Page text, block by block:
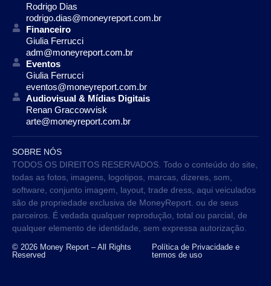
Rodrigo Dias
rodrigo.dias@moneyreport.com.br
Financeiro
Giulia Ferrucci
adm@moneyreport.com.br
Eventos
Giulia Ferrucci
eventos@moneyreport.com.br
Audiovisual & Mídias Digitais
Renan Graccowvisk
arte@moneyreport.com.br
SOBRE NÓS
TODOS OS DIREITOS RESERVADOS. Todo o conteúdo do site,
todas as fotos, imagens, logotipos, marcas, dizeres, som,
software, conjunto imagem, layout, trade dress, aqui veiculados
são de propriedade exclusiva de MoneyReport. ou de seus
parceiros. É vedada qualquer reprodução, total ou parcial, de
qualquer elemento de identidade, sem expressa autorização.
© 2026 Money Report – All Rights
Reserved
Política de Privacidade e
termos de uso